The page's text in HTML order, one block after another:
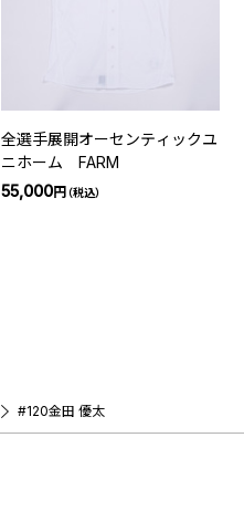
全選手展開オーセンティックユ
ニホーム FARM
55,000円（税込）
#120金田 優太